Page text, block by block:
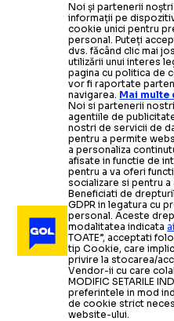
Noi și partenerii noștri
informații pe
cookie unici pentru
personal. Puteți
dvs. făcând clic mai
utilizării unui interes
pagina cu politica de
vor fi raportate
navigarea. Mai multe
Noi si partenerii
agentiile de
nostri de servicii de
pentru a permite
a personaliza
afisate in functie de
pentru a va oferi
socializare si pentru
Beneficiati de
GDPR in legatura cu
personal. Aceste
modalitatea indicata
TOATE”, acceptati
tip Cookie, care
privire la stocarea/
Vendor-ii cu care
MODIFIC SETARILE
preferintele in mod
de cookie strict
website-ului.